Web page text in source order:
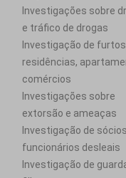
Investigações sobre
e tráfico de drogas
Investigação de
residências,
comércios
Investigações sobre
extorsão e ameaças
Investigação de
funcionários desleais
Investigação de